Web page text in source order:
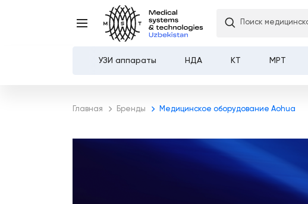
Поиск
УЗИ аппараты НДА КТ МРТ
Главная Бренды Медицинское оборудование Aohua